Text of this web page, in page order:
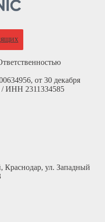
от 30 декабря
/ ИНН 2311334585
Краснодар, ул. Западный